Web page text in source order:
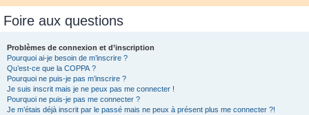
Foire aux questions
Problèmes de connexion et d’inscription
Pourquoi ai-je besoin de m’inscrire ?
Qu’est-ce que la COPPA ?
Pourquoi ne puis-je pas m’inscrire ?
Je suis inscrit mais je ne peux pas me connecter !
Pourquoi ne puis-je pas me connecter ?
Je m’étais déjà inscrit par le passé mais ne peux à présent plus me connecter ?!